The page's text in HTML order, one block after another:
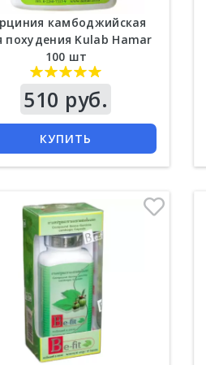
камбоджийская
похудения Kulab Hamar
100 шт
510 руб.
КУПИТЬ